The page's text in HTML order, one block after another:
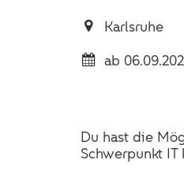
Karlsruhe
ab
Du hast die
Schwerpunkt IT